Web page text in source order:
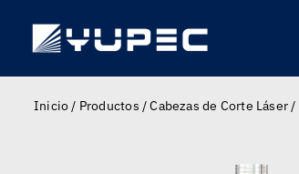
content
Inicio/ Productos /Cabezas de Corte Láser/